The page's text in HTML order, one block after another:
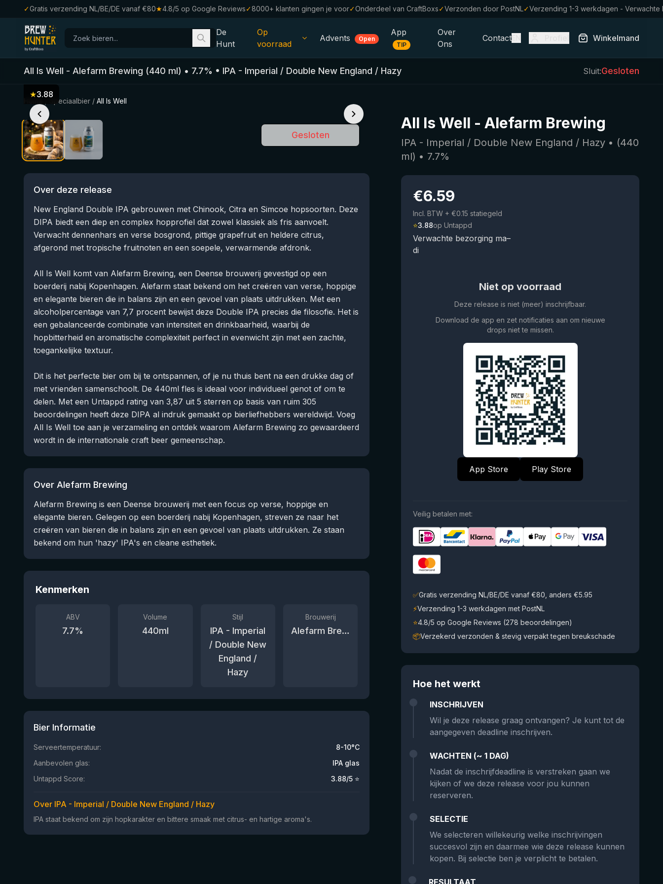
✓Gratis verzending NL/BE/DE vanaf €80★4.8/5 op Google Reviews✓8000+ klanten gingen je voor✓Onderdeel van CraftBoxs✓Verzonden door PostNL✓Verzending 1-3 werkdagen - Verwachte
De
Hunt
Op
voorraad
Alle Bieren
Cadeaubonnen
Bierpakketten
Brouwerijen
Advents Open
App
TIP
Over
Ons
Contact Winkelmand
All Is Well - Alefarm Brewing (440 ml) • 7.7% • IPA - Imperial / Double New England / Hazy Sluit:Gesloten
Speciaalbier / All Is Well
★3.88
Gesloten
Over deze release
New England Double IPA gebrouwen met Chinook, Citra en Simcoe hopsoorten. Deze
DIPA biedt een diep en complex hopprofiel dat zowel klassiek als fris aanvoelt.
Verwacht dennenhars en verse bosgrond, pittige grapefruit en heldere citrus,
afgerond met tropische fruitnoten en een soepele, verwarmende afdronk.
All Is Well komt van Alefarm Brewing, een Deense brouwerij gevestigd op een
boerderij nabij Kopenhagen. Alefarm staat bekend om het creëren van verse, hoppige
en elegante bieren die in balans zijn en een gevoel van plaats uitdrukken. Met een
alcoholpercentage van 7,7 procent bewijst deze Double IPA precies die filosofie. Het is
een gebalanceerde combinatie van intensiteit en drinkbaarheid, waarbij de
hopbitterheid en aromatische complexiteit perfect in evenwicht zijn met een zachte,
toegankelijke textuur.
Dit is het perfecte bier om bij te ontspannen, of je nu thuis bent na een drukke dag of
met vrienden samenschoolt. De 440ml fles is ideaal voor individueel genot of om te
delen. Met een Untappd rating van 3,87 uit 5 sterren op basis van ruim 305
beoordelingen heeft deze DIPA al indruk gemaakt op bierliefhebbers wereldwijd. Voeg
All Is Well toe aan je verzameling en ontdek waarom Alefarm Brewing zo gewaardeerd
wordt in de internationale craft beer gemeenschap.
Over Alefarm Brewing
Alefarm Brewing is een Deense brouwerij met een focus op verse, hoppige en
elegante bieren. Gelegen op een boerderij nabij Kopenhagen, streven ze naar het
creëren van bieren die in balans zijn en een gevoel van plaats uitdrukken. Ze staan
bekend om hun 'hazy' IPA's en cleane esthetiek.
Kenmerken
ABV
7.7%
Volume
440ml
Stijl
IPA - Imperial
/ Double New
England /
Hazy
Brouwerij
Alefarm Brewing
Bier Informatie
Serveertemperatuur:
8-10°C
Aanbevolen glas:
IPA glas
Untappd Score:
3.88/5 ⭐
Over IPA - Imperial / Double New England / Hazy
IPA staat bekend om zijn hopkarakter en bittere smaak met citrus- en hartige aroma's.
All Is Well -Alefarm Brewing
IPA - Imperial / Double New England / Hazy • (440
ml) • 7.7%
€6.59
Incl. BTW + €0.15 statiegeld
⭐3.88op Untappd
Verwachte bezorging ma–
di
Niet op voorraad
Deze release is niet (meer) inschrijfbaar.
Download de app en zet notificaties aan om nieuwe
drops niet te missen.
App Store Play Store
Veilig betalen met:
✅Gratis verzending NL/BE/DE vanaf €80, anders €5.95
⚡Verzending 1-3 werkdagen met PostNL
⭐4.8/5 op Google Reviews (278 beoordelingen)
📦Verzekerd verzonden & stevig verpakt tegen breukschade
Hoe het werkt
INSCHRIJVEN
Wil je deze release graag ontvangen? Je kunt tot de
aangegeven deadline inschrijven.
WACHTEN (~ 1 DAG)
Nadat de inschrijfdeadline is verstreken gaan we
kijken of we deze release voor jou kunnen
reserveren.
SELECTIE
We selecteren willekeurig welke inschrijvingen
succesvol zijn en daarmee wie deze release kunnen
kopen. Bij selectie ben je verplicht te betalen.
RESULTAAT